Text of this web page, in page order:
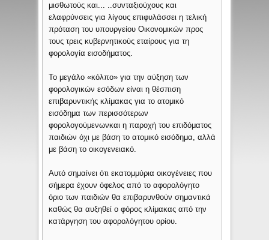
μισθωτούς και... ..συνταξιούχους και
ελαφρύνσεις για λίγους επιφυλάσσει η τελική
πρόταση του υπουργείου Οικονομικών προς
τους τρεις κυβερνητικούς εταίρους για τη
φορολογία εισοδήματος.
Το μεγάλο «κόλπο» για την αύξηση των
φορολογικών εσόδων είναι η θέσπιση
επιβαρυντικής κλίμακας για το ατομικό
εισόδημα των περισσότερων
φορολογούμενωνκαι η παροχή του επιδόματος
παιδιών όχι με βάση το ατομικό εισόδημα, αλλά
με βάση το οικογενειακό.
Αυτό σημαίνει ότι εκατομμύρια οικογένειες που
σήμερα έχουν όφελος από το αφορολόγητο
όριο των παιδιών θα επιβαρυνθούν σημαντικά
καθώς θα αυξηθεί ο φόρος κλίμακας από την
κατάργηση του αφορολόγητου ορίου.